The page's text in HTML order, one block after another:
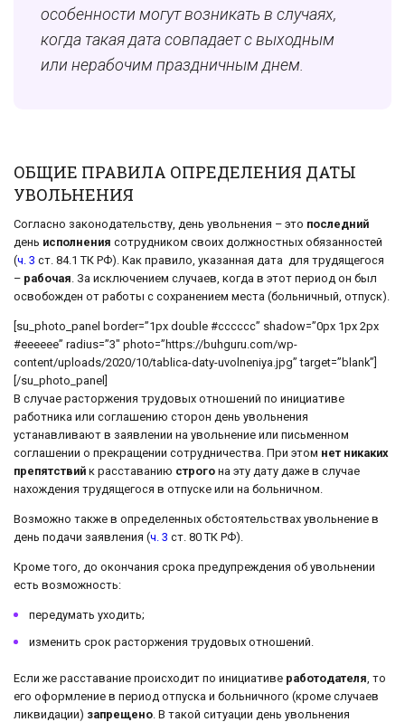
особенности могут возникать в случаях,
когда такая дата совпадает с выходным
или нерабочим праздничным днем.
ОБЩИЕ ПРАВИЛА ОПРЕДЕЛЕНИЯ ДАТЫ
УВОЛЬНЕНИЯ
Согласно законодательству, день увольнения – это последний
день исполнения сотрудником своих должностных обязанностей
(ч. 3 ст. 84.1 ТК РФ). Как правило, указанная дата для трудящегося
– рабочая. За исключением случаев, когда в этот период он был
освобожден от работы с сохранением места (больничный, отпуск).
[su_photo_panel border=”1px double #cccccc” shadow=”0px 1px 2px
#eeeeee” radius=”3″ photo=”https://buhguru.com/wp-
content/uploads/2020/10/tablica-daty-uvolneniya.jpg” target=”blank”]
[/su_photo_panel]
В случае расторжения трудовых отношений по инициативе
работника или соглашению сторон день увольнения
устанавливают в заявлении на увольнение или письменном
соглашении о прекращении сотрудничества. При этом нет никаких
препятствий к расставанию строго на эту дату даже в случае
нахождения трудящегося в отпуске или на больничном.
Возможно также в определенных обстоятельствах увольнение в
день подачи заявления (ч. 3 ст. 80 ТК РФ).
Кроме того, до окончания срока предупреждения об увольнении
есть возможность:
передумать уходить;
изменить срок расторжения трудовых отношений.
Если же расставание происходит по инициативе работодателя , то
его оформление в период отпуска и больничного (кроме случаев
ликвидации) запрещено . В такой ситуации день увольнения